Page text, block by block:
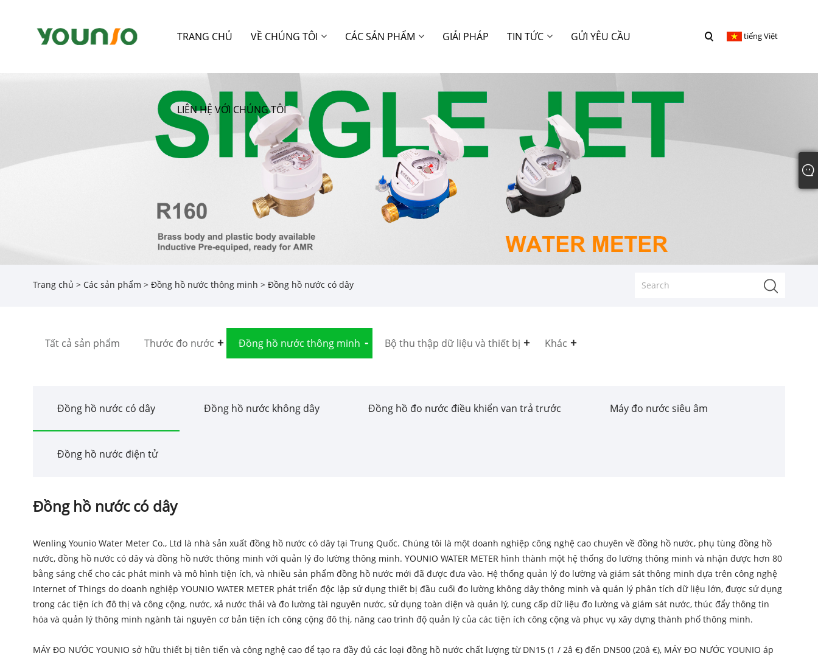
TRANG CHỦ VỀ CHÚNG TÔI CÁC SẢN PHẨM GIẢI PHÁP TIN TỨC GỬI YÊU CẦU
LIÊN HỆ VỚI CHÚNG TÔI
tiếng Việt
Trang chủ > Các sản phẩm > Đồng hồ nước thông minh > Đồng hồ nước có dây
Tất cả sản phẩm Thước đo nước Đồng hồ nước thông minh Bộ thu thập dữ liệu và thiết bị Khác
Đồng hồ nước có dây Đồng hồ nước không dây Đồng hồ đo nước điều khiển van trả trước Máy đo nước siêu âm
Đồng hồ nước điện tử
Đồng hồ nước có dây
Wenling Younio Water Meter Co., Ltd là nhà sản xuất đồng hồ nước có dây tại Trung Quốc. Chúng tôi là một doanh nghiệp công nghệ cao chuyên về đồng hồ nước, phụ tùng đồng hồ
nước, đồng hồ nước có dây và đồng hồ nước thông minh với quản lý đo lường thông minh. YOUNIO WATER METER hình thành một hệ thống đo lường thông minh và nhận được hơn 80
bằng sáng chế cho các phát minh và mô hình tiện ích, và nhiều sản phẩm đồng hồ nước mới đã được đưa vào. Hệ thống quản lý đo lường và giám sát thông minh dựa trên công nghệ
Internet of Things do doanh nghiệp YOUNIO WATER METER phát triển độc lập sử dụng thiết bị đầu cuối đo lường không dây thông minh và quản lý phân tích dữ liệu lớn, được sử dụng
trong các tiện ích đô thị và công cộng, nước, xả nước thải và đo lường tài nguyên nước, sử dụng toàn diện và quản lý, cung cấp dữ liệu đo lường và giám sát nước, thúc đẩy thông tin
hóa và quản lý thông minh ngành tài nguyên cơ bản tiện ích công cộng đô thị, nâng cao trình độ quản lý của các tiện ích công cộng và phục vụ xây dựng thành phố thông minh.
MÁY ĐO NƯỚC YOUNIO sở hữu thiết bị tiên tiến và công nghệ cao để tạo ra đầy đủ các loại đồng hồ nước chất lượng từ DN15 (1 / 2â €) đến DN500 (20â €), MÁY ĐO NƯỚC YOUNIO áp